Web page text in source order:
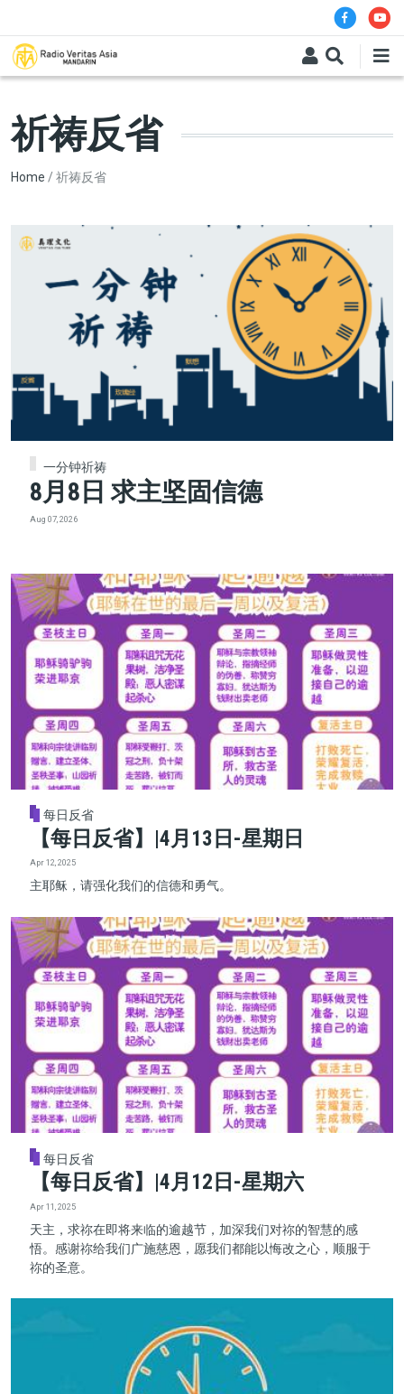
祈祷反省
Breadcrumb
Home 祈祷反省
一分钟祈祷
8月8日 求主坚固信德
Aug 07, 2026
每日反省
【每日反省】|4月13日-星期日
Apr 12, 2025
主耶稣，请强化我们的信德和勇气。
每日反省
【每日反省】|4月12日-星期六
Apr 11, 2025
天主，求祢在即将来临的逾越节，加深我们对祢的智慧的感
悟。感谢祢给我们广施慈恩，愿我们都能以悔改之心，顺服于
祢的圣意。